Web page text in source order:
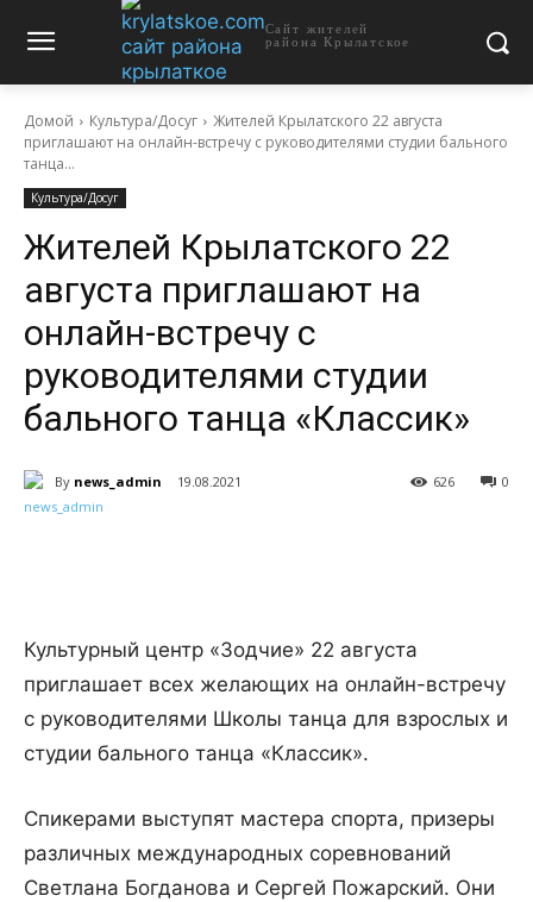
Сайт жителей
района Крылатское
Домой Культура/Досуг
Жителей Крылатского 22 августа
приглашают на онлайн-встречу с руководителями студии бального
танца...
Культура/Досуг
Жителей Крылатского 22
августа приглашают на
онлайн-встречу с
руководителями студии
бального танца «Классик»
By news_admin 19.08.2021 0
626
Культурный центр «Зодчие» 22 августа
приглашает всех желающих на онлайн-встречу
с руководителями Школы танца для взрослых и
студии бального танца «Классик».
Спикерами выступят мастера спорта, призеры
различных международных соревнований
Светлана Богданова и Сергей Пожарский. Они